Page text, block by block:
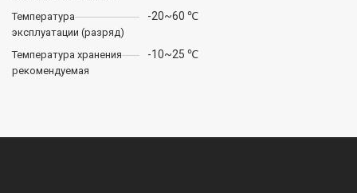
Температура
эксплуатации (разряд)
-20~60 ℃
Температура хранения
рекомендуемая
-10~25 ℃